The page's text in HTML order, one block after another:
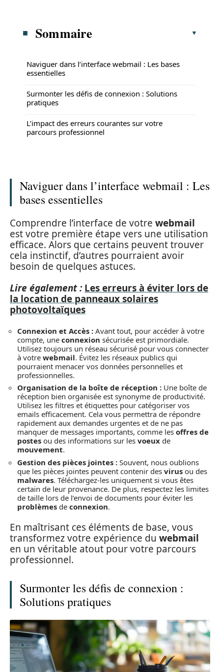
Sommaire
Naviguer dans l’interface webmail : Les bases
essentielles
Surmonter les défis de connexion : Solutions
pratiques
L’impact des erreurs courantes sur votre
parcours professionnel
Naviguer dans l’interface webmail : Les
bases essentielles
Comprendre l’interface de votre webmail
est votre première étape vers une utilisation
efficace. Alors que certains peuvent trouver
cela instinctif, d’autres pourraient avoir
besoin de quelques astuces.
Lire également : Les erreurs à éviter lors de
la location de panneaux solaires
photovoltaïques
Connexion et Accès : Avant tout, pour accéder à votre
compte, une connexion sécurisée est primordiale.
Utilisez toujours un réseau sécurisé pour vous connecter
à votre webmail. Évitez les réseaux publics qui
pourraient menacer vos données personnelles et
professionnelles.
Organisation de la boîte de réception : Une boîte de
réception bien organisée est synonyme de productivité.
Utilisez les filtres et étiquettes pour catégoriser vos
emails efficacement. Cela vous permettra de répondre
rapidement aux demandes urgentes et de ne pas
manquer de messages importants, comme les offres de
postes ou des informations sur les voeux de
mouvement.
Gestion des pièces jointes : Souvent, nous oublions
que les pièces jointes peuvent contenir des virus ou des
malwares. Téléchargez-les uniquement si vous êtes
certain de leur provenance. De plus, respectez les limites
de taille lors de l’envoi de documents pour éviter les
problèmes de connexion.
En maîtrisant ces éléments de base, vous
transformez votre expérience du webmail
en un véritable atout pour votre parcours
professionnel.
Surmonter les défis de connexion :
Solutions pratiques